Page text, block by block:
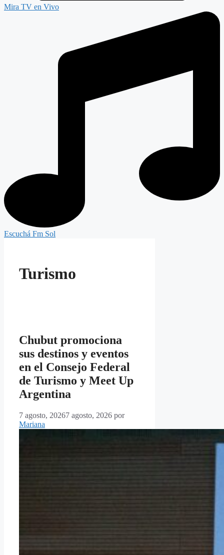
Mira TV en Vivo
Escuchá Fm Sol
Turismo
Chubut promociona
sus destinos y eventos
en el Consejo Federal
de Turismo y Meet Up
Argentina
7 agosto, 20267 agosto, 2026 por
Mariana